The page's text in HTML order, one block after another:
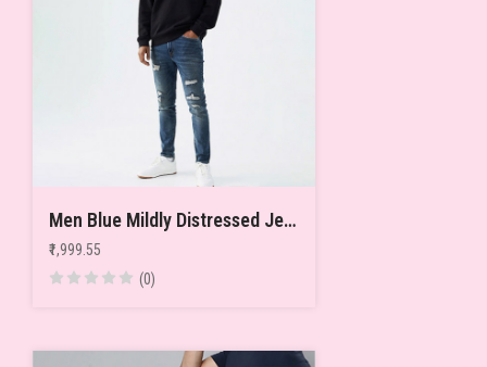
Men Blue Mildly Distressed Jeans
₹1,999.55
(0)